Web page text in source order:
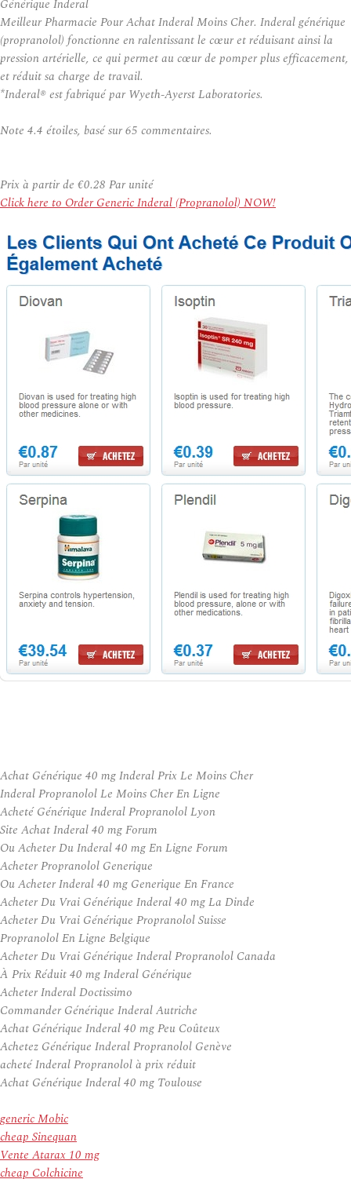
Générique Inderal
Meilleur Pharmacie Pour Achat Inderal Moins Cher. Inderal générique
(propranolol) fonctionne en ralentissant le cœur et réduisant ainsi la
pression artérielle, ce qui permet au cœur de pomper plus efficacement,
et réduit sa charge de travail.
*Inderal® est fabriqué par Wyeth-Ayerst Laboratories.
Note 4.4 étoiles, basé sur65 commentaires.
Prix à partir de €0.28 Par unité
Click here to Order Generic Inderal (Propranolol) NOW!
Achat Générique 40 mg Inderal Prix Le Moins Cher
Inderal Propranolol Le Moins Cher En Ligne
Acheté Générique Inderal Propranolol Lyon
Site Achat Inderal 40 mg Forum
Ou Acheter Du Inderal 40 mg En Ligne Forum
Acheter Propranolol Generique
Ou Acheter Inderal 40 mg Generique En France
Acheter Du Vrai Générique Inderal 40 mg La Dinde
Acheter Du Vrai Générique Propranolol Suisse
Propranolol En Ligne Belgique
Acheter Du Vrai Générique Inderal Propranolol Canada
À Prix Réduit 40 mg Inderal Générique
Acheter Inderal Doctissimo
Commander Générique Inderal Autriche
Achat Générique Inderal 40 mg Peu Coûteux
Achetez Générique Inderal Propranolol Genève
acheté Inderal Propranolol à prix réduit
Achat Générique Inderal 40 mg Toulouse
generic Mobic
cheap Sinequan
Vente Atarax 10 mg
cheap Colchicine